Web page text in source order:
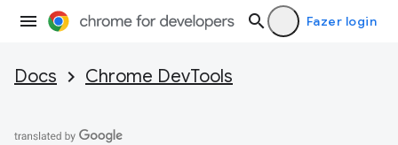
Fazer login
Docs Chrome DevTools